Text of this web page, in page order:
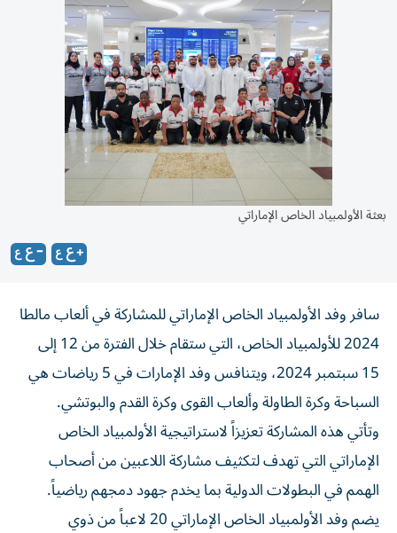
بعثة الأولمبياد الخاص الإماراتي
سافر وفد الأولمبياد الخاص الإماراتي للمشاركة في ألعاب مالطا
2024 للأولمبياد الخاص، التي ستقام خلال الفترة من 12 إلى
15 سبتمبر 2024، ويتنافس وفد الإمارات في 5 رياضات هي
السباحة وكرة الطاولة وألعاب القوى وكرة القدم والبوتشي.
وتأتي هذه المشاركة تعزيزاً لاستراتيجية الأولمبياد الخاص
الإماراتي التي تهدف لتكثيف مشاركة اللاعبين من أصحاب
الهمم في البطولات الدولية بما يخدم جهود دمجهم رياضياً.
يضم وفد الأولمبياد الخاص الإماراتي 20 لاعباً من ذوي